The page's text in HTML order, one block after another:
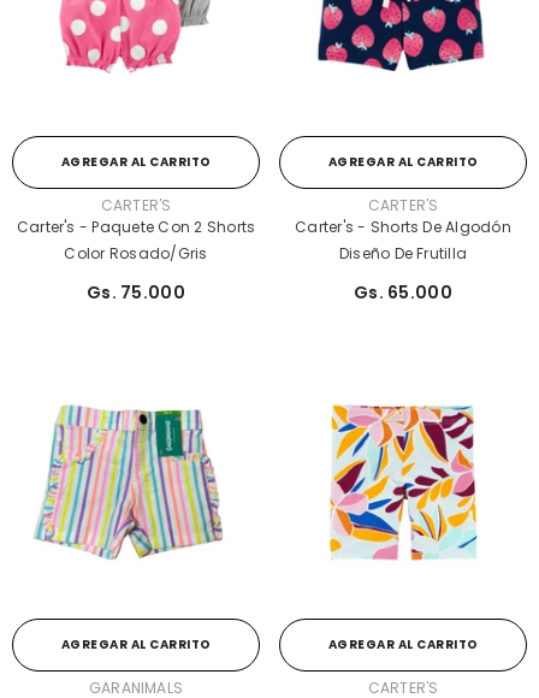
AGREGAR AL CARRITO
CARTER'S
Carter's - Paquete Con 2 Shorts
Color Rosado/gris
Gs. 75.000
AGREGAR AL CARRITO
CARTER'S
Carter's - Shorts De Algodón
Diseño De Frutilla
Gs. 65.000
AGREGAR AL CARRITO
PROVEEDOR:GARANIMALS
AGREGAR AL CARRITO
CARTER'S